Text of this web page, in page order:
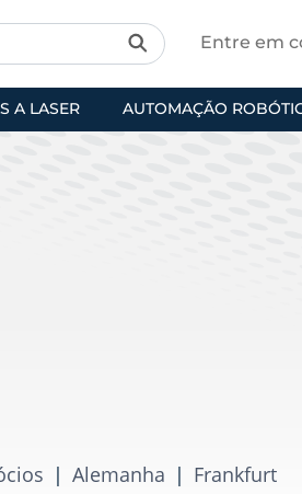
A LASER AUTOMAÇÃO
Entre em
| Alemanha | Frankfurt